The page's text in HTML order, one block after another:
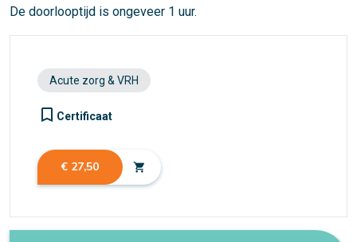
De doorlooptijd is ongeveer 1 uur.
Acute zorg & VRH
turned_in_not Certificaat
€ 27,50 shopping_cart